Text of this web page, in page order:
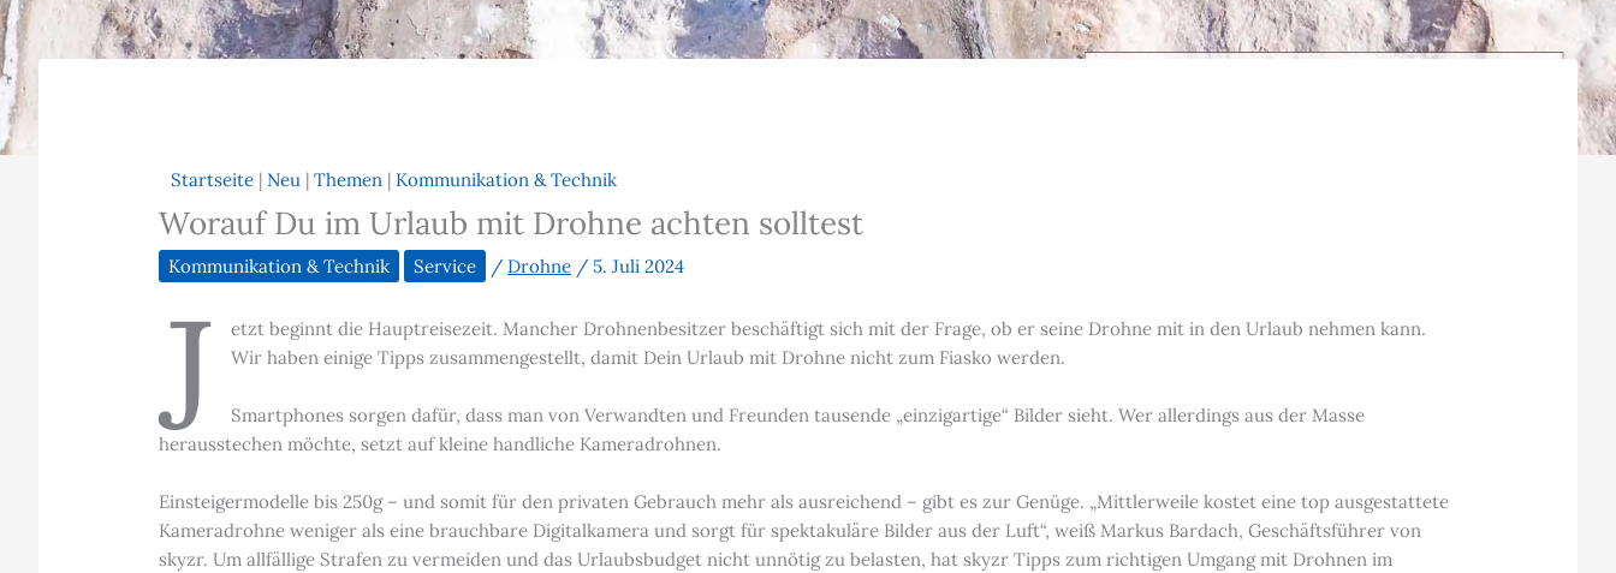
Startseite | Neu |Themen | Kommunikation & Technik
Worauf Du im Urlaub mit Drohne achten solltest
Kommunikation & Technik Service / Drohne /5. Juli 2024
J
etzt beginnt die Hauptreisezeit. Mancher Drohnenbesitzer beschäftigt sich mit der Frage, ob er seine Drohne mit in den Urlaub nehmen kann.
Wir haben einige Tipps zusammengestellt, damit Dein Urlaub mit Drohne nicht zum Fiasko werden.
Smartphones sorgen dafür, dass man von Verwandten und Freunden tausende „einzigartige“ Bilder sieht. Wer allerdings aus der Masse
herausstechen möchte, setzt auf kleine handliche Kameradrohnen.
Einsteigermodelle bis 250g – und somit für den privaten Gebrauch mehr als ausreichend – gibt es zur Genüge. „Mittlerweile kostet eine top ausgestattete
Kameradrohne weniger als eine brauchbare Digitalkamera und sorgt für spektakuläre Bilder aus der Luft“, weiß Markus Bardach, Geschäftsführer von
skyzr. Um allfällige Strafen zu vermeiden und das Urlaubsbudget nicht unnötig zu belasten, hat skyzr Tipps zum richtigen Umgang mit Drohnen im